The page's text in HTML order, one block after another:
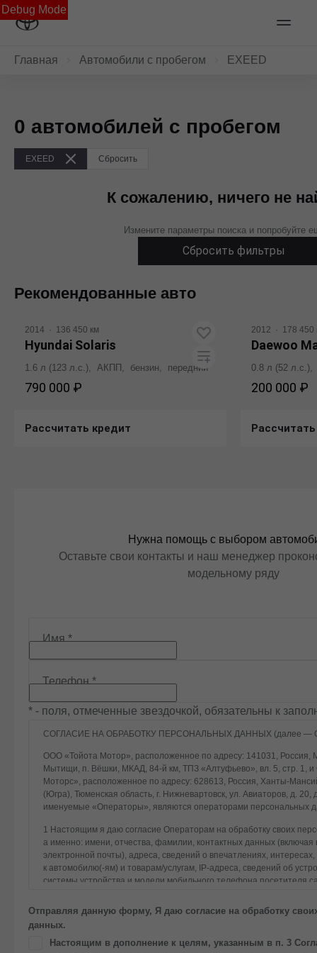
Debug Mode
Главная Автомобили с пробегом EXEED
0 автомобилей с пробегом
EXEED Сбросить
К сожалению, ничего не
Измените параметры поиска и попробуйте
Сбросить фильтры
Рекомендованные авто
2014 · 136 450 км
Hyundai Solaris
1.6 л (123 л.с.), АКПП, бензин, передний
790 000 ₽
Рассчитать кредит
2012 · 178 450
Daewoo
0.8 л (52
200 000 ₽
Нужна помощь с выбором
Оставьте свои контакты и наш менеджер
модельному ряду
Имя*
Телефон*
* - поля, отмеченные звездочкой, обязательны к
СОГЛАСИЕ НА ОБРАБОТКУ ПЕРСОНАЛЬНЫХ ДАННЫХ (далее —
ООО «Тойота Мотор», расположенное по адресу: 141031, Россия,
Мытищи, п. Вёшки, МКАД, 84-й км, ТПЗ «Алтуфьево», вл. 5, стр. 1,
Моторс», расположенное по адресу: 628613, Россия, Ханты-
(Югра), Тюменская область, г. Нижневартовск, ул. Авиаторов, д. 20,
именуемые «Операторы», являются операторами персональных
1 Настоящим я даю согласие Операторам на обработку своих
а именно: имени, отчества, фамилии, контактных данных
электронной почты), адреса, сведений о впечатлениях,
к автомобилю(-ям) и товарам/услугам, IP-адреса, сведений об
системы устройства и модели мобильного телефона посетителя
2 Под обработкой персональных данных понимаются следующие
систематизация, накопление, хранение, уточнение (обновление,
Отправляя данную форму, Я даю согласие на обработку
данных.
Настоящим в дополнение к целям, указанным в п. 3